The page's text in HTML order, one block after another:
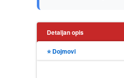
TEORIJE ZAVERE
TINEJDŽ
Detaljan opis
⭐ Dojmovi